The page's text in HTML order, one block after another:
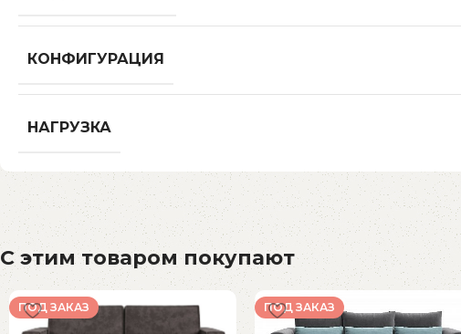
КОНФИГУРАЦИЯ
НАГРУЗКА
С этим товаром покупают
ПОД ЗАКАЗ ПОД ЗАКАЗ